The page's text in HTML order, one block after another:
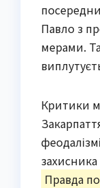
Павло з
мерами.
Критики
захисника
Правда